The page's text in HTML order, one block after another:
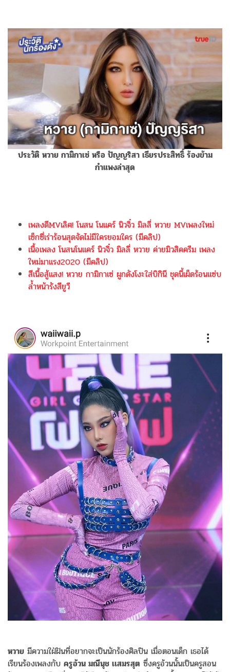
ประวัติ หวาย กามิกาเซ่ หรือ ปัญญริสา เธียรประสิทธิ์ ร้องข้าม
กำแพงล่าสุด
เพลงดีMVเลิศ! โนสน โนแคร์ นิวจิ๋ว มิลลี่ หวาย MVเพลงใหม่
เซ็กซี่เร่าร้อนสุดจัดไม่มีใครยอมใคร (มีคลิป)
เนื้อเพลง โนสนโนแคร์ นิวจิ๋ว มิลลี่ หวาย ค่ายมิวสิคครีม เพลง
ใหม่มาแรง2020 (มีคลิป)
สีเนื้อสู้แสง! หวาย กามิกาเซ่ ผูกดังโงะใส่บิกินี ชุดนี้เผ็ดร้อนแซ่บ
ล้ำหน้ารังสียูวี
หวาย มีความใฝ่ฝันที่อยากจะเป็นนักร้องศิลปิน เมื่อตอนเด็ก เธอได้
เรียนร้องเพลงกับ ครูอ้วน มณีนุช เเสมรสุต ซึ่งครูอ้วนนั้นเป็นครูสอน